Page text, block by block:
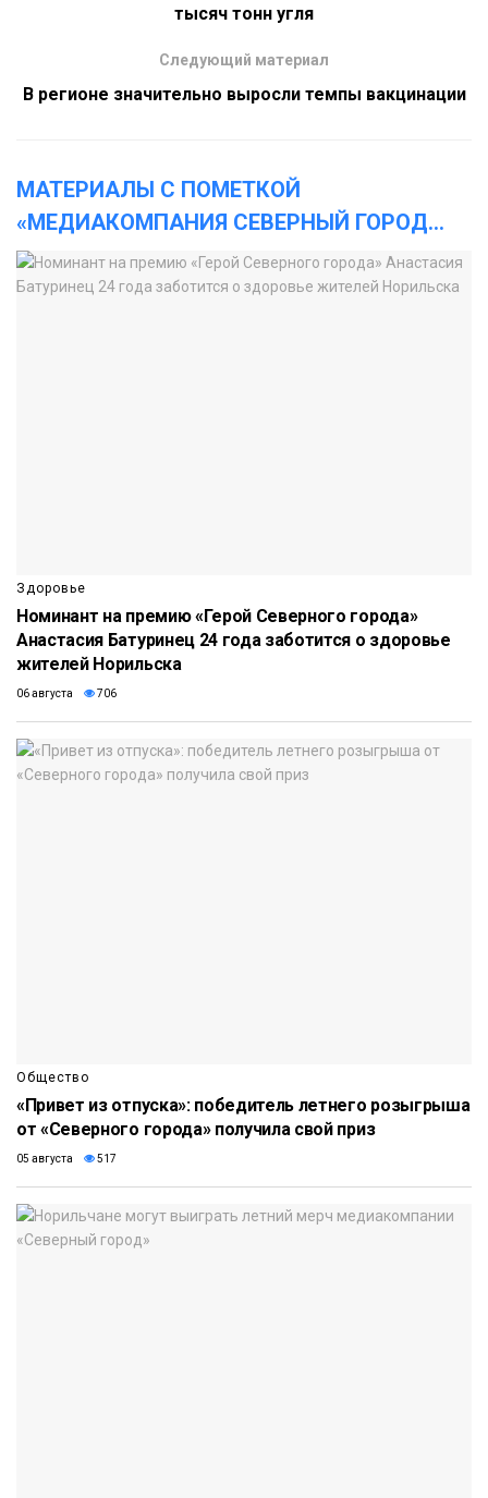
тысяч тонн угля
Следующий материал
В регионе значительно выросли темпы вакцинации
МАТЕРИАЛЫ С ПОМЕТКОЙ
«МЕДИАКОМПАНИЯ СЕВЕРНЫЙ ГОРОД...
Здоровье
Номинант на премию «Герой Северного города»
Анастасия Батуринец 24 года заботится о здоровье
жителей Норильска
06 августа 706
Общество
«Привет из отпуска»: победитель летнего розыгрыша
от «Северного города» получила свой приз
05 августа 517